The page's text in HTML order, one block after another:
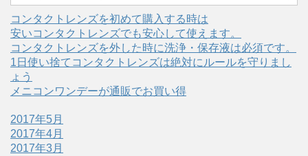
コンタクトレンズを初めて購入する時は
安いコンタクトレンズでも安心して使えます。
コンタクトレンズを外した時に洗浄・保存液は必須です。
1日使い捨てコンタクトレンズは絶対にルールを守りまし
ょう
メニコンワンデーが通販でお買い得
2017年5月
2017年4月
2017年3月